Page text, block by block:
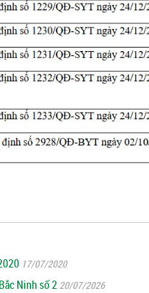
17/07/2020
Ninh số 2 20/07/2026